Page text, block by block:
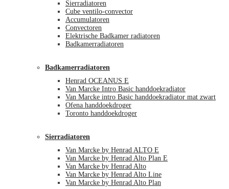
Sierradiatoren
Cube ventilo-convector
Accumulatoren
Convectoren
Elektrische Badkamer radiatoren
Badkamerradiatoren
Badkamerradiatoren
Henrad OCEANUS E
Van Marcke Intro Basic handdoekradiator
Van Marcke intro Basic handdoekradiator mat zwart
Ofena handdoekdroger
Toronto handdoekdroger
Sierradiatoren
Van Marcke by Henrad ALTO E
Van Marcke by Henrad Alto Plan E
Van Marcke by Henrad Alto
Van Marcke by Henrad Alto Line
Van Marcke by Henrad Alto Plan